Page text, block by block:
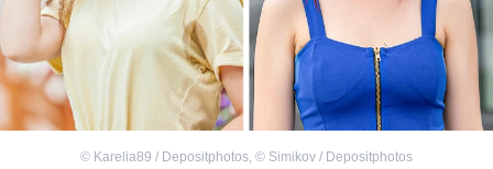
© Karelia89 / Depositphotos, © Simikov / Depositphotos